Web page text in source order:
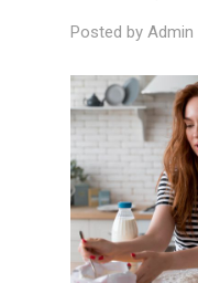
Posted by Admin